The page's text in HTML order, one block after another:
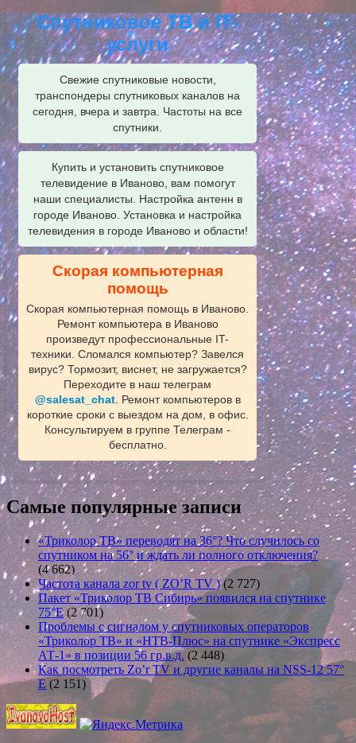
Спутниковое ТВ и IT-
услуги
Свежие спутниковые новости,
транспондеры спутниковых каналов на
сегодня, вчера и завтра. Частоты на все
спутники.
Купить и установить спутниковое
телевидение в Иваново, вам помогут
наши специалисты. Настройка антенн в
городе Иваново. Установка и настройка
телевидения в городе Иваново и области!
Скорая компьютерная
помощь
Скорая компьютерная помощь в Иваново.
Ремонт компьютера в Иваново
произведут профессиональные IT-
техники. Сломался компьютер? Завелся
вирус? Тормозит, виснет, не загружается?
Переходите в наш телеграм
@salesat_chat. Ремонт компьютеров в
короткие сроки с выездом на дом, в офис.
Консультируем в группе Телеграм -
бесплатно.
Самые популярные записи
«Триколор ТВ» переводят на 36°? Что случилось со
спутником на 56° и ждать ли полного отключения?
(4 662)
Частота канала zor tv ( ZO’R TV ) (2 727)
Пакет «Триколор ТВ Сибирь» появился на спутнике
75°E (2 701)
Проблемы с сигналом у спутниковых операторов
«Триколор ТВ» и «НТВ-Плюс» на спутнике «Экспресс
АТ-1» в позиции 56 гр.в.д. (2 448)
Как посмотреть Zo’r TV и другие каналы на NSS-12 57°
E (2 151)